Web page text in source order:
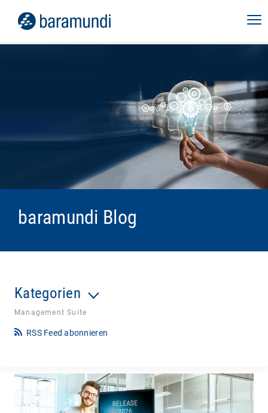
baramundi Blog
Kategorien
Management Suite
RSS Feed abonnieren